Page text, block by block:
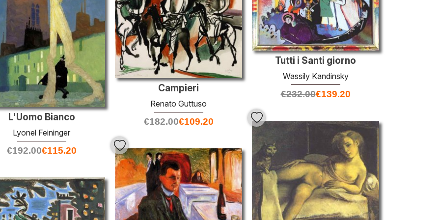
L'Uomo Bianco
Lyonel Feininger
€192.00€115.20
Tutti i Santi giorno
Wassily Kandinsky
€232.00€139.20
Campieri
Renato Guttuso
€182.00€109.20